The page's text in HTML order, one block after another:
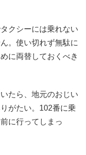
クシーには乗れない
。使い切れず無駄に
に両替しておくべき
たら、地元のおじい
がたい。102番に乗
に行ってしまっ